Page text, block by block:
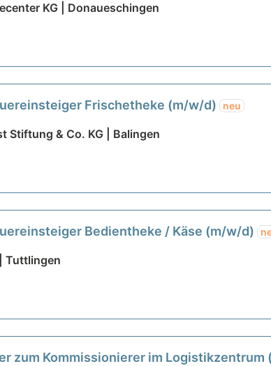
KG | Donaueschingen
Frischetheke (m/w/d) neu
Stiftung & Co. KG | Balingen
Bedientheke / Käse (m/w/d)
Tuttlingen
zum Kommissionierer im Logistikzentrum